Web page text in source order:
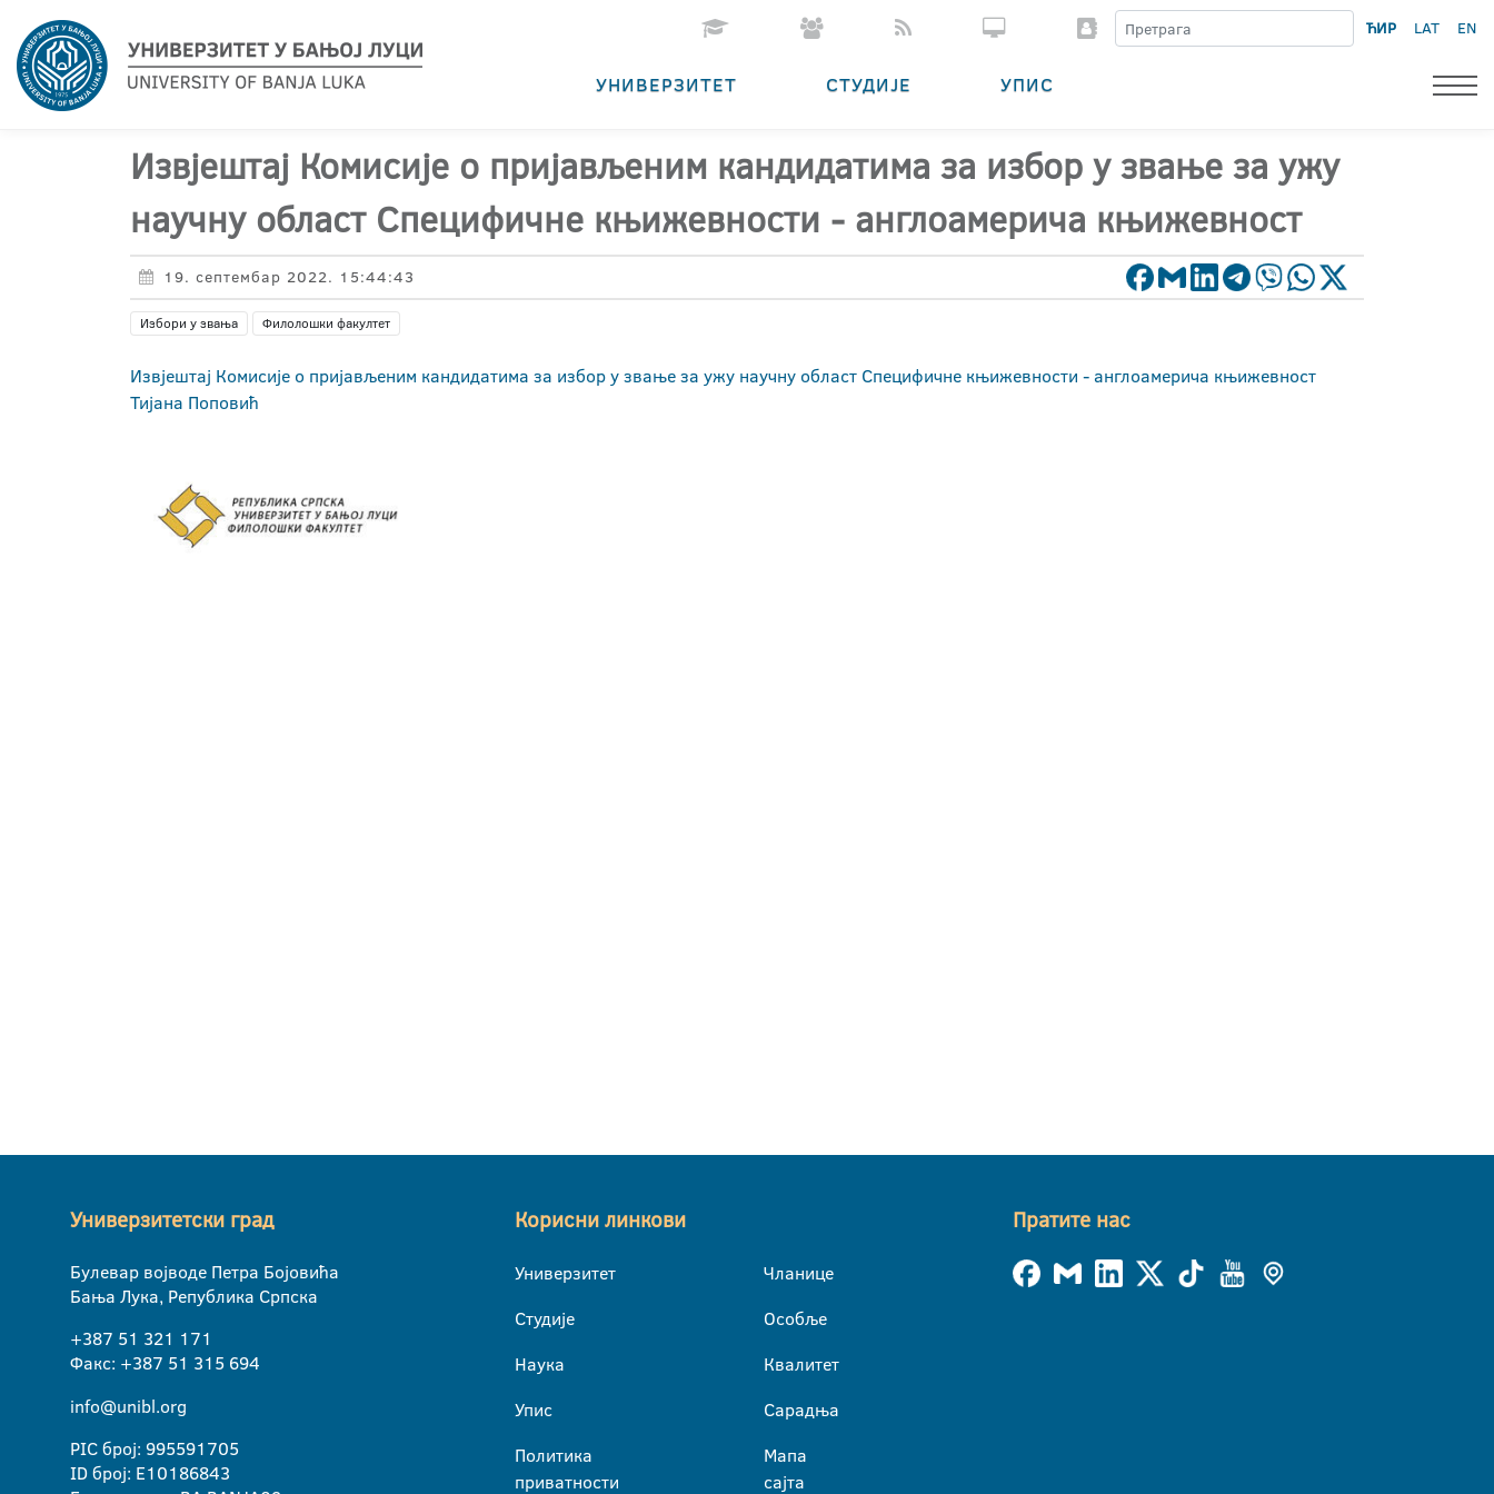
ЋИР LAT EN
УНИВЕРЗИТЕТ СТУДИЈЕ УПИС
Извјештај Комисије о пријављеним кандидатима за избор у звање за ужу
научну област Специфичне књижевности - англоамерича књижевност
19. септембар 2022. 15:44:43
Избори у звања Филолошки факултет
Извјештај Комисије о пријављеним кандидатима за избор у звање за ужу научну област Специфичне књижевности - англоамерича књижевност
Тијана Поповић
Универзитетски град
Булевар војводе Петра Бојовића
Бања Лука, Република Српска
+387 51 321 171
Факс: +387 51 315 694
info@unibl.org
PIC број: 995591705
ID број: E10186843
Корисни линкови
Универзитет
Студије
Наука
Упис
Политика
приватности
Чланице
Особље
Квалитет
Сарадња
Мапа
сајта
Пратите нас